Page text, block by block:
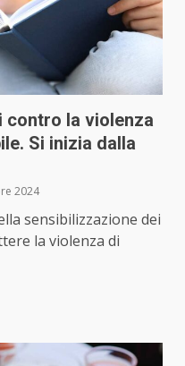
contro la violenza
Si inizia dalla
2024
sensibilizzazione dei
la violenza di